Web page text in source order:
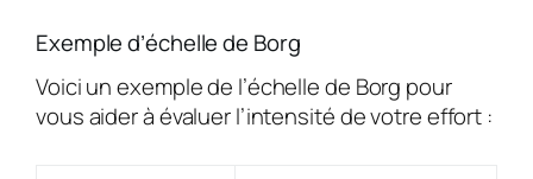
Exemple d’échelle de Borg
Voici un exemple de l’échelle de Borg pour
vous aider à évaluer l’intensité de votre effort :